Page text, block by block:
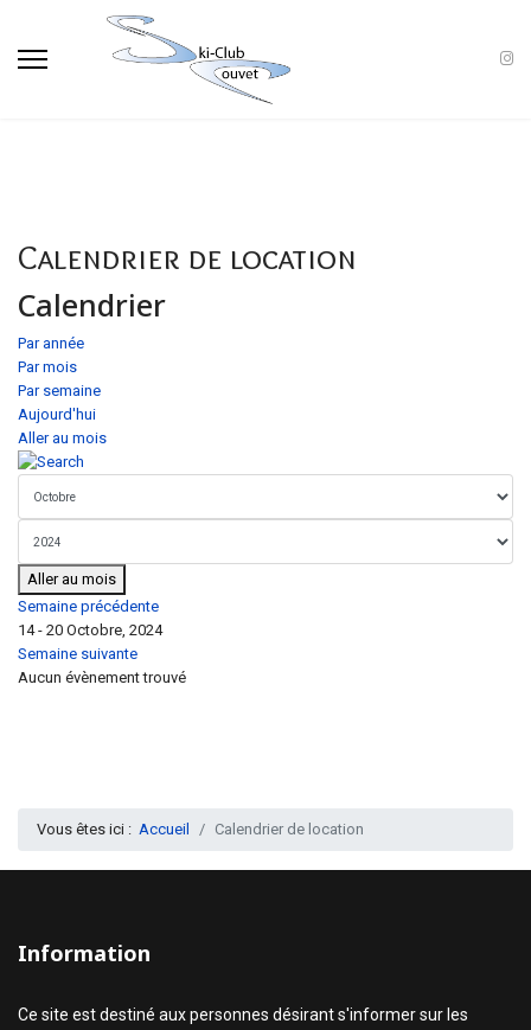
Calendrier de location
Calendrier
Par année
Par mois
Par semaine
Aujourd'hui
Aller au mois
Aller au mois
Semaine précédente
14 - 20 Octobre, 2024
Semaine suivante
Aucun évènement trouvé
Vous êtes ici : Accueil Calendrier de location
Information
Ce site est destiné aux personnes désirant s'informer sur les